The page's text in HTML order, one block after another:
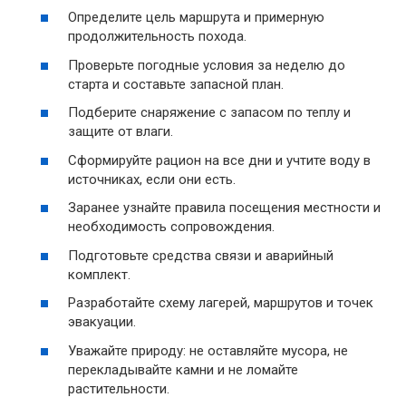
Определите цель маршрута и примерную
продолжительность похода.
Проверьте погодные условия за неделю до
старта и составьте запасной план.
Подберите снаряжение с запасом по теплу и
защите от влаги.
Сформируйте рацион на все дни и учтите воду в
источниках, если они есть.
Заранее узнайте правила посещения местности и
необходимость сопровождения.
Подготовьте средства связи и аварийный
комплект.
Разработайте схему лагерей, маршрутов и точек
эвакуации.
Уважайте природу: не оставляйте мусора, не
перекладывайте камни и не ломайте
растительности.